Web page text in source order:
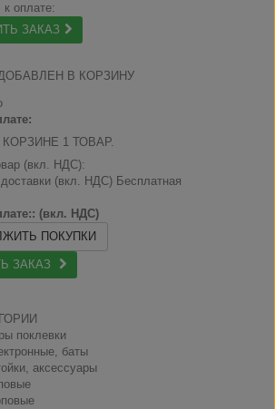
к оплате:
ЗАКАЗ
В КОРЗИНУ
1 ТОВАР.
(вкл. НДС):
(вкл. НДС) Бесплатная
(вкл. НДС)
ПОКУПКИ
ЗАКАЗ
поклевки
баты
аксессуары